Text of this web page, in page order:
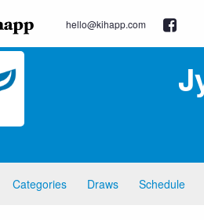
hello@kihapp.com
Categories Draws Schedule